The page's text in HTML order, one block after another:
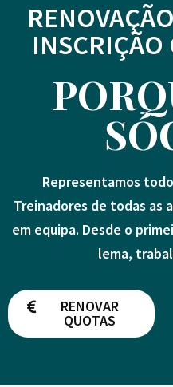
INSCRIÇÃO
Representamos
Treinadores de todas as
em equipa. Desde o
lema,
RENOVAR
QUOTAS